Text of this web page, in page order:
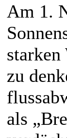
Am 1.
zu
als